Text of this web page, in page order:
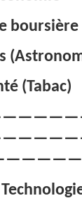
boursière
(Tabac)